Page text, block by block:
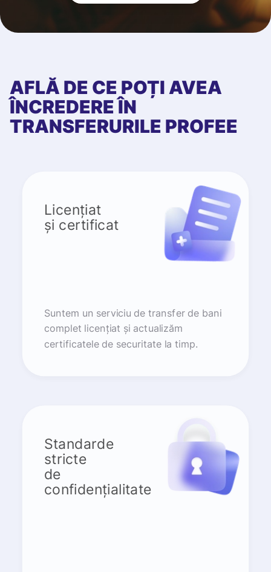
AFLĂ DE CE POȚI AVEA
ÎNCREDERE ÎN
TRANSFERURILE PROFEE
Licențiat
și certificat
Suntem un serviciu de transfer de bani
complet licențiat și actualizăm
certificatele de securitate la timp.
Standarde
stricte
de
confidențialitate